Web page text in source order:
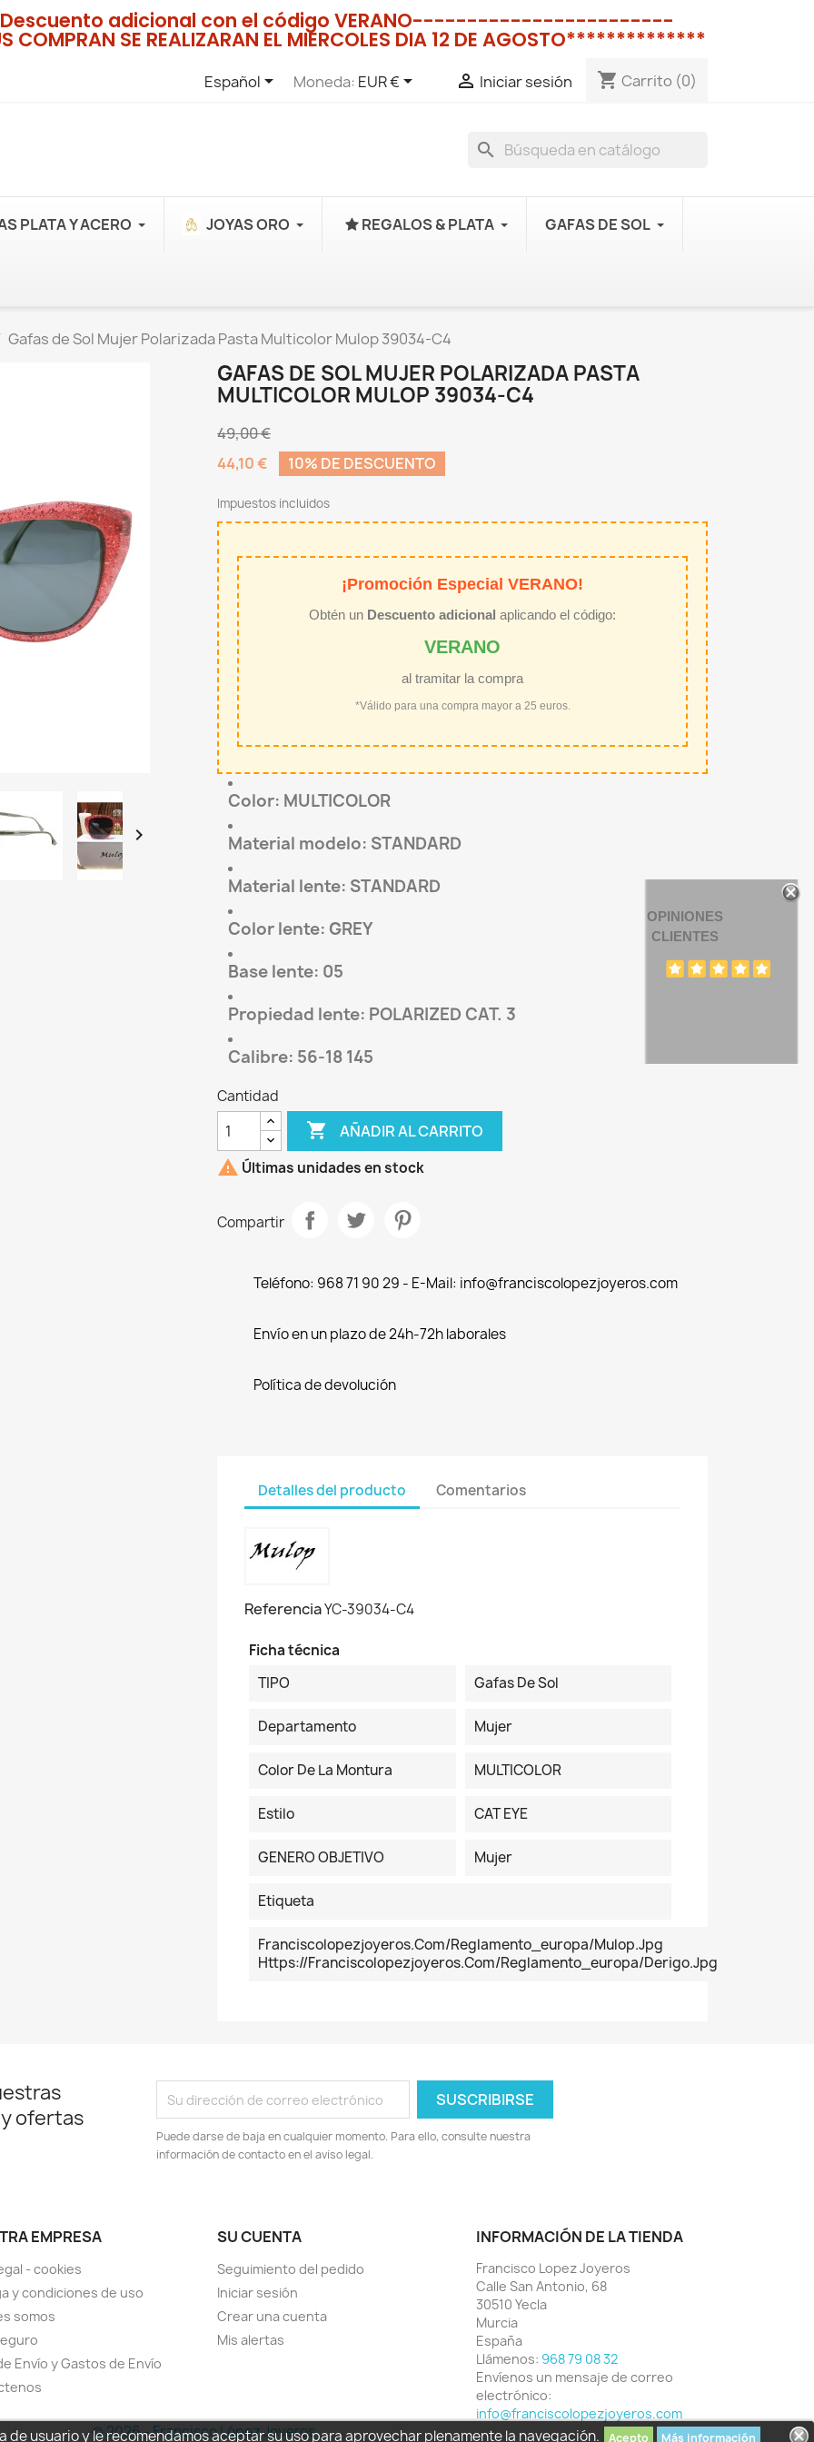
adicional con el código VERANO------------------------
SE REALIZARAN EL MIERCOLES DIA 12 DE AGOSTO**************
Español Moneda: EUR €  Iniciar sesión shopping_cart Carrito (0)
search
usuario y le recomendamos aceptar su uso para aprovechar plenamente la navegación. Acepto Más información
PLATA Y ACERO JOYAS ORO REGALOS & PLATA GAFAS DE SOL
Gafas de Sol Mujer Polarizada Pasta Multicolor Mulop 39034-C4

GAFAS DE SOL MUJER POLARIZADA PASTA
MULTICOLOR MULOP 39034-C4
49,00 €
44,10 €
10% DE DESCUENTO
Impuestos incluidos
¡Promoción Especial VERANO!
Obtén un Descuento adicional aplicando el código:
VERANO
al tramitar la compra
*Válido para una compra mayor a 25 euros.
Color: MULTICOLOR
Material modelo: STANDARD
Material lente: STANDARD
Color lente: GREY
Base lente: 05
Propiedad lente: POLARIZED CAT. 3
Calibre: 56-18 145
Cantidad
 AÑADIR AL CARRITO
 Últimas unidades en stock
Compartir
Teléfono: 968 71 90 29 - E-Mail: info@franciscolopezjoyeros.com
Envío en un plazo de 24h-72h laborales
Política de devolución
Detalles del producto Comentarios
ReferenciaYC-39034-C4
Ficha técnica
TIPO
Gafas De Sol
Departamento Mujer
Color De La Montura MULTICOLOR
Estilo CAT EYE
GENERO OBJETIVO Mujer
Etiqueta
Franciscolopezjoyeros.com/reglamento_europa/Mulop.jpg
Https://franciscolopezjoyeros.com/reglamento_europa/derigo.jpg
ofertas
Puede darse de baja en cualquier momento. Para ello, consulte nuestra
información de contacto en el aviso legal.
EMPRESA
- cookies
y condiciones de uso
somos
Envío y Gastos de Envío
SU CUENTA
Seguimiento del pedido
Iniciar sesión
Crear una cuenta
Mis alertas
INFORMACIÓN DE LA TIENDA
Francisco Lopez Joyeros
Calle San Antonio, 68
30510 Yecla
Murcia
España
Llámenos: 968 79 08 32
Envíenos un mensaje de correo
electrónico:
info@franciscolopezjoyeros.com
OPINIONES
CLIENTES
© 2026 - Francisco López Joyeros